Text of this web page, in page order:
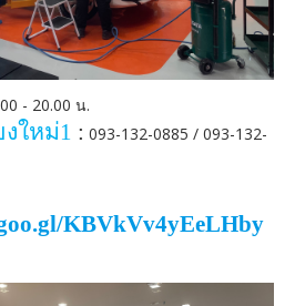
- 20.00 น.
ใหม่1 : 093-132-0885 / 093-132-
KBVkVv4yEeLHby